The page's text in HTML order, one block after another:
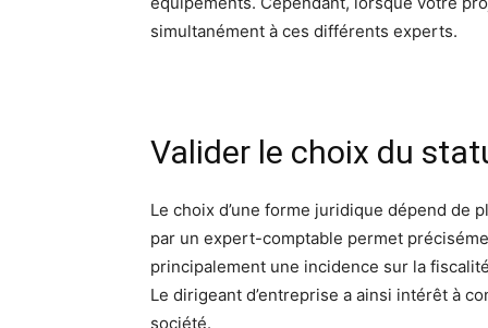
simultanément à ces différents experts.
Valider le choix du
Le choix d’une forme juridique dépend de
par un expert-comptable permet
principalement une incidence sur la
Le dirigeant d’entreprise a ainsi intérêt à
société.